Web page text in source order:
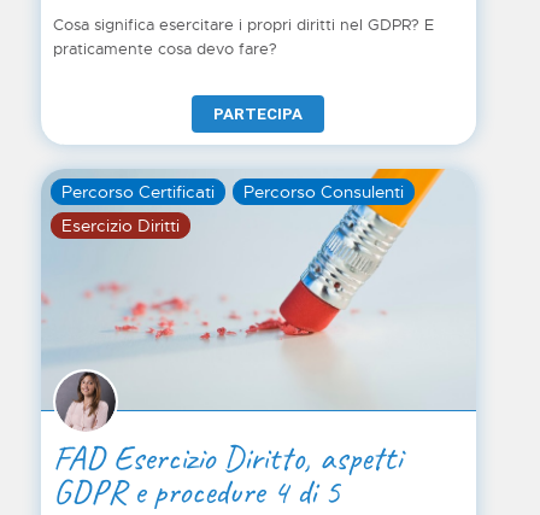
Cosa significa esercitare i propri diritti nel GDPR? E
praticamente cosa devo fare?
PARTECIPA
Percorso Certificati
Percorso Consulenti
Esercizio Diritti
FAD Esercizio Diritto, aspetti
GDPR e procedure 4 di 5